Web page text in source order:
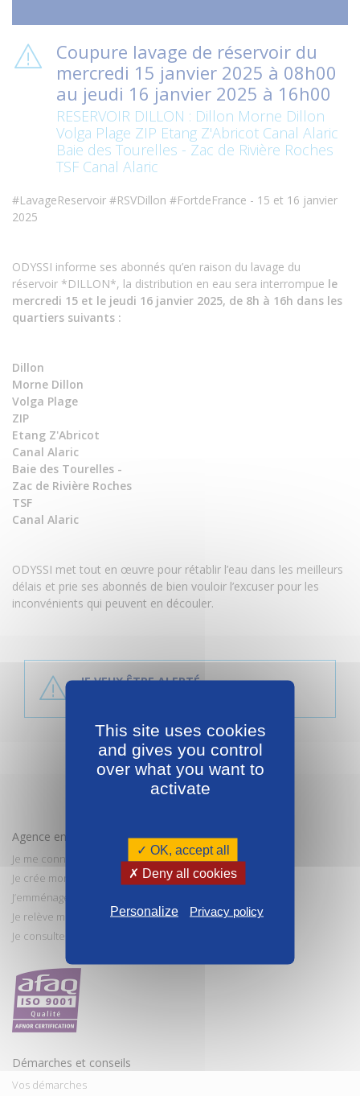
Coupure lavage de réservoir du
mercredi 15 janvier 2025 à 08h00
au jeudi 16 janvier 2025 à 16h00
RESERVOIR DILLON : Dillon Morne Dillon
Volga Plage ZIP Etang Z'Abricot Canal Alaric
Baie des Tourelles - Zac de Rivière Roches
TSF Canal Alaric
#LavageReservoir #RSVDillon #FortdeFrance - 15 et 16 janvier
2025
ODYSSI informe ses abonnés qu’en raison du lavage du
réservoir *DILLON*, la distribution en eau sera interrompue le
mercredi 15 et le jeudi 16 janvier 2025, de 8h à 16h dans les
quartiers suivants :
Dillon
Morne Dillon
Volga Plage
ZIP
Etang Z'Abricot
Canal Alaric
Baie des Tourelles -
Zac de Rivière Roches
TSF
Canal Alaric
ODYSSI met tout en œuvre pour rétablir l’eau dans les meilleurs
délais et prie ses abonnés de bien vouloir l’excuser pour les
inconvénients qui peuvent en découler.
P
d
t
i
o
s
JE VEUX ÊTRE ALERTÉ
Agence en ligne
Je me connecte
Je crée mon compte en ligne
J’emménage
Je relève mon compteur
Je consulte et paye ma facture
Démarches et conseils
Vos démarches
This site uses cookies
and gives you control
over what you want to
activate
✓ OK, accept all
✗ Deny all cookies
Personalize Privacy policy